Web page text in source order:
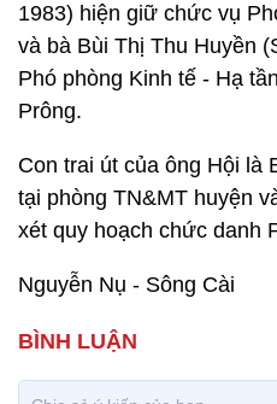
1983) hiện giữ chức vụ
và bà Bùi Thị Thu Huyền
Phó phòng Kinh tế - Hạ
Prông.
Con trai út của ông Hội là
tại phòng TN&MT huyện
xét quy hoạch chức danh
Nguyễn Nụ - Sông Cài